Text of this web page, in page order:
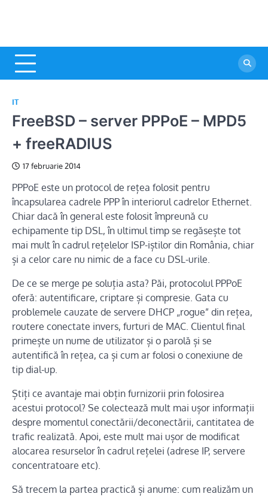
IT
FreeBSD – server PPPoE – MPD5
+ freeRADIUS
17 februarie 2014
PPPoE este un protocol de rețea folosit pentru
încapsularea cadrele PPP în interiorul cadrelor Ethernet.
Chiar dacă în general este folosit împreună cu
echipamente tip DSL, în ultimul timp se regăsește tot
mai mult în cadrul rețelelor ISP-iștilor din România, chiar
și a celor care nu nimic de a face cu DSL-urile.
De ce se merge pe soluția asta? Păi, protocolul PPPoE
oferă: autentificare, criptare și compresie. Gata cu
problemele cauzate de servere DHCP „rogue” din rețea,
routere conectate invers, furturi de MAC. Clientul final
primește un nume de utilizator și o parolă și se
autentifică în rețea, ca și cum ar folosi o conexiune de
tip dial-up.
Știți ce avantaje mai obțin furnizorii prin folosirea
acestui protocol? Se colectează mult mai ușor informații
despre momentul conectării/deconectării, cantitatea de
trafic realizată. Apoi, este mult mai ușor de modificat
alocarea resurselor în cadrul rețelei (adrese IP, servere
concentratoare etc).
Să trecem la partea practică și anume: cum realizăm un